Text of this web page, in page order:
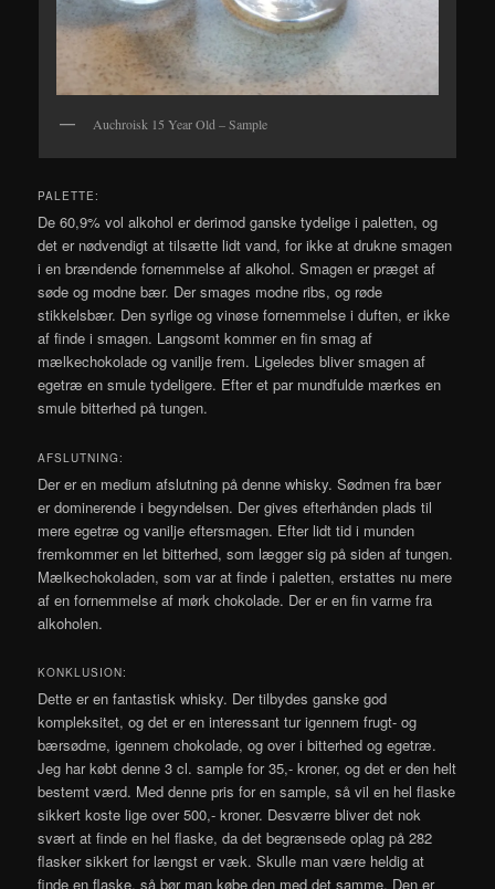
Auchroisk 15 Year Old – Sample
PALETTE:
De 60,9% vol alkohol er derimod ganske tydelige i paletten, og
det er nødvendigt at tilsætte lidt vand, for ikke at drukne smagen
i en brændende fornemmelse af alkohol. Smagen er præget af
søde og modne bær. Der smages modne ribs, og røde
stikkelsbær. Den syrlige og vinøse fornemmelse i duften, er ikke
af finde i smagen. Langsomt kommer en fin smag af
mælkechokolade og vanilje frem. Ligeledes bliver smagen af
egetræ en smule tydeligere. Efter et par mundfulde mærkes en
smule bitterhed på tungen.
AFSLUTNING:
Der er en medium afslutning på denne whisky. Sødmen fra bær
er dominerende i begyndelsen. Der gives efterhånden plads til
mere egetræ og vanilje eftersmagen. Efter lidt tid i munden
fremkommer en let bitterhed, som lægger sig på siden af tungen.
Mælkechokoladen, som var at finde i paletten, erstattes nu mere
af en fornemmelse af mørk chokolade. Der er en fin varme fra
alkoholen.
KONKLUSION:
Dette er en fantastisk whisky. Der tilbydes ganske god
kompleksitet, og det er en interessant tur igennem frugt- og
bærsødme, igennem chokolade, og over i bitterhed og egetræ.
Jeg har købt denne 3 cl. sample for 35,- kroner, og det er den helt
bestemt værd. Med denne pris for en sample, så vil en hel flaske
sikkert koste lige over 500,- kroner. Desværre bliver det nok
svært at finde en hel flaske, da det begrænsede oplag på 282
flasker sikkert for længst er væk. Skulle man være heldig at
finde en flaske, så bør man købe den med det samme. Den er